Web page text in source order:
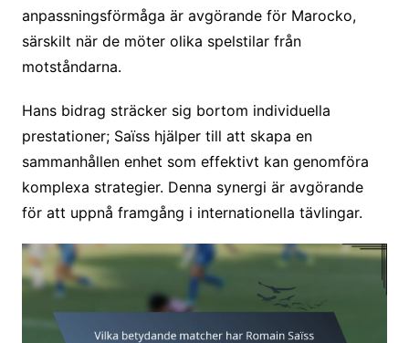
anpassningsförmåga är avgörande för Marocko,
särskilt när de möter olika spelstilar från
motståndarna.
Hans bidrag sträcker sig bortom individuella
prestationer; Saïss hjälper till att skapa en
sammanhållen enhet som effektivt kan genomföra
komplexa strategier. Denna synergi är avgörande
för att uppnå framgång i internationella tävlingar.